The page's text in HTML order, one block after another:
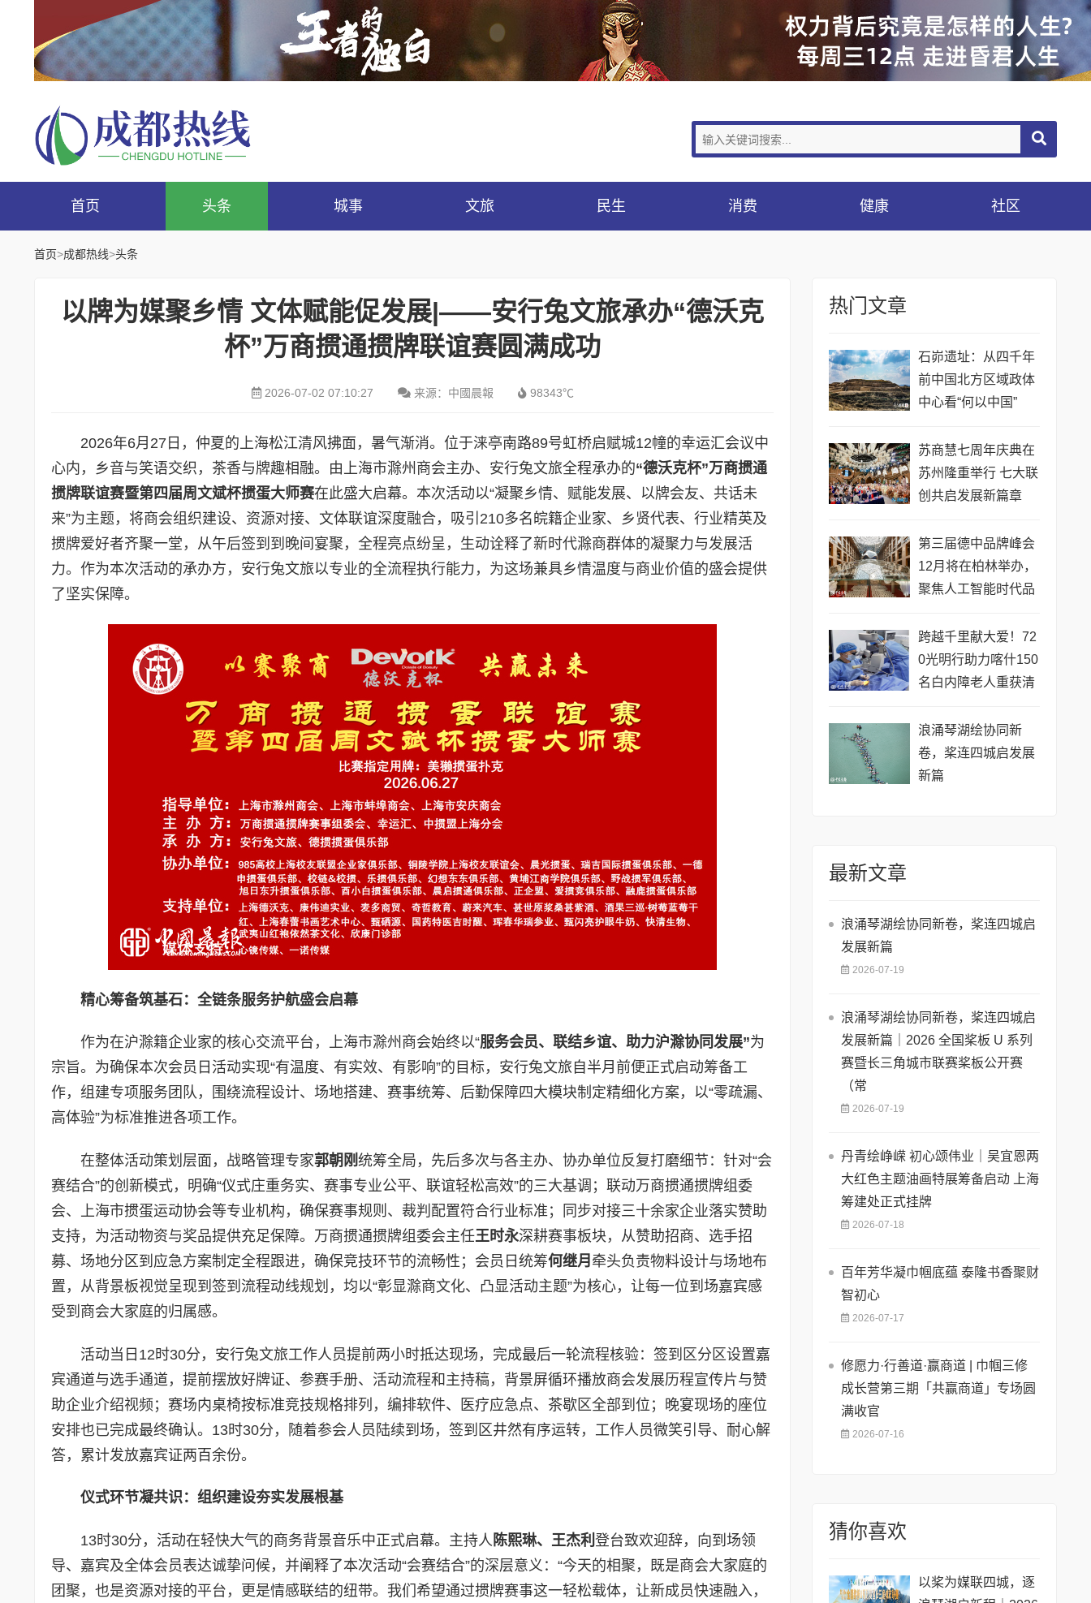
首页 头条 城事 文旅 民生 消费 健康 社区
首页>成都热线>头条
以牌为媒聚乡情 文体赋能促发展|——安行兔文旅承办“德沃克
杯”万商掼通掼牌联谊赛圆满成功
2026-07-02 07:10:27 来源：中國晨報 98343℃
2026年6月27日，仲夏的上海松江清风拂面，暑气渐消。位于涞亭南路89号虹桥启赋城12幢的幸运汇会议中
心内，乡音与笑语交织，茶香与牌趣相融。由上海市滁州商会主办、安行兔文旅全程承办的“德沃克杯”万商掼通
掼牌联谊赛暨第四届周文斌杯掼蛋大师赛在此盛大启幕。本次活动以“凝聚乡情、赋能发展、以牌会友、共话未
来”为主题，将商会组织建设、资源对接、文体联谊深度融合，吸引210多名皖籍企业家、乡贤代表、行业精英及
掼牌爱好者齐聚一堂，从午后签到到晚间宴聚，全程亮点纷呈，生动诠释了新时代滁商群体的凝聚力与发展活
力。作为本次活动的承办方，安行兔文旅以专业的全流程执行能力，为这场兼具乡情温度与商业价值的盛会提供
了坚实保障。
精心筹备筑基石：全链条服务护航盛会启幕
作为在沪滁籍企业家的核心交流平台，上海市滁州商会始终以“服务会员、联结乡谊、助力沪滁协同发展”为
宗旨。为确保本次会员日活动实现“有温度、有实效、有影响”的目标，安行兔文旅自半月前便正式启动筹备工
作，组建专项服务团队，围绕流程设计、场地搭建、赛事统筹、后勤保障四大模块制定精细化方案，以“零疏漏、
高体验”为标准推进各项工作。
在整体活动策划层面，战略管理专家郭朝刚统筹全局，先后多次与各主办、协办单位反复打磨细节：针对“会
赛结合”的创新模式，明确“仪式庄重务实、赛事专业公平、联谊轻松高效”的三大基调；联动万商掼通掼牌组委
会、上海市掼蛋运动协会等专业机构，确保赛事规则、裁判配置符合行业标准；同步对接三十余家企业落实赞助
支持，为活动物资与奖品提供充足保障。万商掼通掼牌组委会主任王时永深耕赛事板块，从赞助招商、选手招
募、场地分区到应急方案制定全程跟进，确保竞技环节的流畅性；会员日统筹何继月 牵头负责物料设计与场地布
置，从背景板视觉呈现到签到流程动线规划，均以“彰显滁商文化、凸显活动主题”为核心，让每一位到场嘉宾感
受到商会大家庭的归属感。
活动当日12时30分，安行兔文旅工作人员提前两小时抵达现场，完成最后一轮流程核验：签到区分区设置嘉
宾通道与选手通道，提前摆放好牌证、参赛手册、活动流程和主持稿，背景屏循环播放商会发展历程宣传片与赞
助企业介绍视频；赛场内桌椅按标准竞技规格排列，编排软件、医疗应急点、茶歇区全部到位；晚宴现场的座位
安排也已完成最终确认。13时30分，随着参会人员陆续到场，签到区井然有序运转，工作人员微笑引导、耐心解
答，累计发放嘉宾证两百余份。
仪式环节凝共识：组织建设夯实发展根基
13时30分，活动在轻快大气的商务背景音乐中正式启幕。主持人 陈熙琳、王杰利 登台致欢迎辞，向到场领
导、嘉宾及全体会员表达诚挚问候，并阐释了本次活动“会赛结合”的深层意义：“今天的相聚，既是商会大家庭的
团聚，也是资源对接的平台，更是情感联结的纽带。我们希望通过掼牌赛事这一轻松载体，让新成员快速融入，
热门文章
石峁遗址：从四千年
前中国北方区域政体
中心看“何以中国”
苏商慧七周年庆典在
苏州隆重举行 七大联
创共启发展新篇章
第三届德中品牌峰会
12月将在柏林举办，
聚焦人工智能时代品
跨越千里献大爱！72
0光明行助力喀什150
名白内障老人重获清
浪涌琴湖绘协同新
卷，桨连四城启发展
新篇
最新文章
浪涌琴湖绘协同新卷，桨连四城启
发展新篇
2026-07-19
浪涌琴湖绘协同新卷，桨连四城启
发展新篇｜2026 全国桨板 U 系列
赛暨长三角城市联赛桨板公开赛
（常
2026-07-19
丹青绘峥嵘 初心颂伟业｜吴宜恩两
大红色主题油画特展筹备启动 上海
筹建处正式挂牌
2026-07-18
百年芳华凝巾帼底蕴 泰隆书香聚财
智初心
2026-07-17
修愿力·行善道·赢商道 | 巾帼三修
成长营第三期「共赢商道」专场圆
满收官
2026-07-16
猜你喜欢
以桨为媒联四城，逐